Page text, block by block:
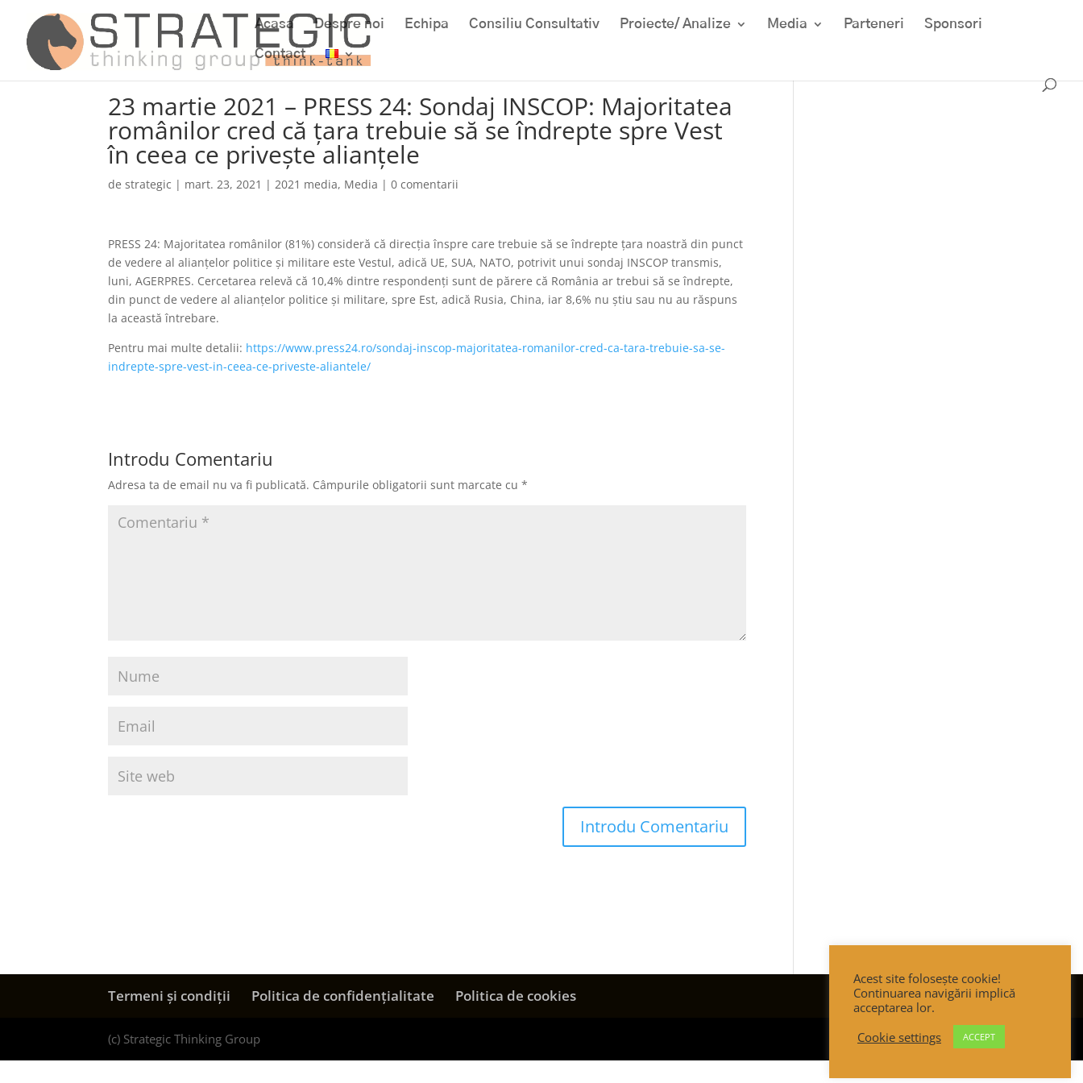
Acasa Despre noi Echipa Consiliu Consultativ Proiecte/ Analize Media Parteneri Sponsori
Contact
23 martie 2021 – PRESS 24: Sondaj INSCOP: Majoritatea
românilor cred că ţara trebuie să se îndrepte spre Vest
în ceea ce priveşte alianţele
destrategic | mart. 23, 2021 |2021 media, Media |0 comentarii
PRESS 24: Majoritatea românilor (81%) consideră că direcţia înspre care trebuie să se îndrepte ţara noastră din punct
de vedere al alianţelor politice şi militare este Vestul, adică UE, SUA, NATO, potrivit unui sondaj INSCOP transmis,
luni, AGERPRES. Cercetarea relevă că 10,4% dintre respondenţi sunt de părere că România ar trebui să se îndrepte,
din punct de vedere al alianţelor politice şi militare, spre Est, adică Rusia, China, iar 8,6% nu ştiu sau nu au răspuns
la această întrebare.
Pentru mai multe detalii: https://www.press24.ro/sondaj-inscop-majoritatea-romanilor-cred-ca-tara-trebuie-sa-se-
indrepte-spre-vest-in-ceea-ce-priveste-aliantele/
Introdu Comentariu
Adresa ta de email nu va fi publicată. Câmpurile obligatorii sunt marcate cu*
Termeni și condiții Politica de confidențialitate Politica de cookies
(c) Strategic Thinking Group
Acest site folosește cookie!
Continuarea navigării implică
acceptarea lor.
Cookie settings
ACCEPT